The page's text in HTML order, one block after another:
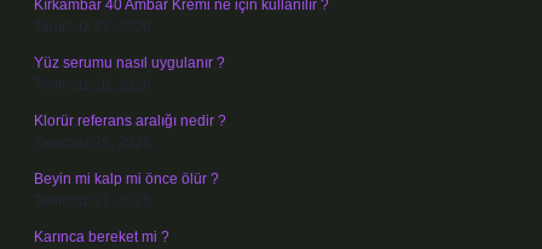
Kırkambar 40 Ambar Kremi ne için kullanılır ?
Temmuz 27, 2026
Yüz serumu nasıl uygulanır ?
Temmuz 26, 2026
Klorür referans aralığı nedir ?
Temmuz 25, 2026
Beyin mi kalp mi önce ölür ?
Temmuz 21, 2026
Karınca bereket mi ?